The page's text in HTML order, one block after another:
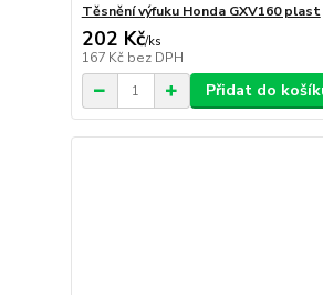
Těsnění výfuku Honda GXV160 plast
202 Kč/ks
167 Kč bez DPH
Přidat do